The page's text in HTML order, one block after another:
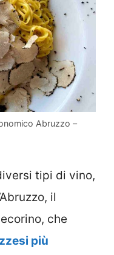
Abruzzo –
tipi di vino,
il
che
più